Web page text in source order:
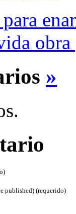
obra
»
published) (requerido)